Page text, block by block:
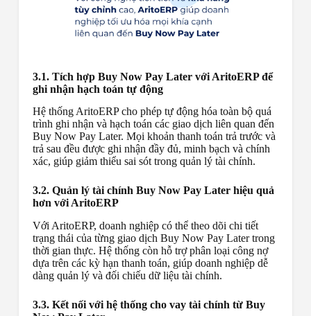
3.1. Tích hợp Buy Now Pay Later với AritoERP để
ghi nhận hạch toán tự động
Hệ thống AritoERP cho phép tự động hóa toàn bộ quá
trình ghi nhận và hạch toán các giao dịch liên quan đến
Buy Now Pay Later. Mọi khoản thanh toán trả trước và
trả sau đều được ghi nhận đầy đủ, minh bạch và chính
xác, giúp giảm thiểu sai sót trong quản lý tài chính.
3.2. Quản lý tài chính Buy Now Pay Later hiệu quả
hơn với AritoERP
Với AritoERP, doanh nghiệp có thể theo dõi chi tiết
trạng thái của từng giao dịch Buy Now Pay Later trong
thời gian thực. Hệ thống còn hỗ trợ phân loại công nợ
dựa trên các kỳ hạn thanh toán, giúp doanh nghiệp dễ
dàng quản lý và đối chiếu dữ liệu tài chính.
3.3. Kết nối với hệ thống cho vay tài chính từ Buy